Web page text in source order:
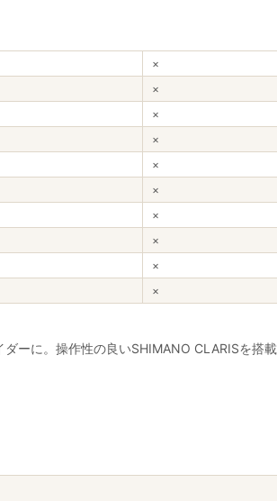
×
×
×
×
×
×
×
×
×
×
ーに。操作性の良いSHIMANO CLARISを搭載